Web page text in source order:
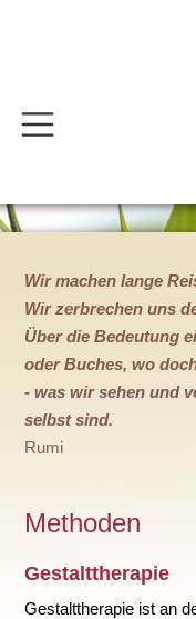
Wir machen lange
Wir zerbrechen uns
Über die Bedeutung
oder Buches, wo
- was wir sehen und
selbst sind.
Rumi
Methoden
Gestalttherapie
Gestalttherapie ist an